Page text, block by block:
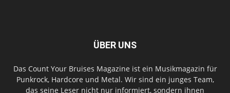
ÜBER UNS
Das Count Your Bruises Magazine ist ein Musikmagazin für
Punkrock, Hardcore und Metal. Wir sind ein junges Team,
das seine Leser nicht nur informiert, sondern ihnen